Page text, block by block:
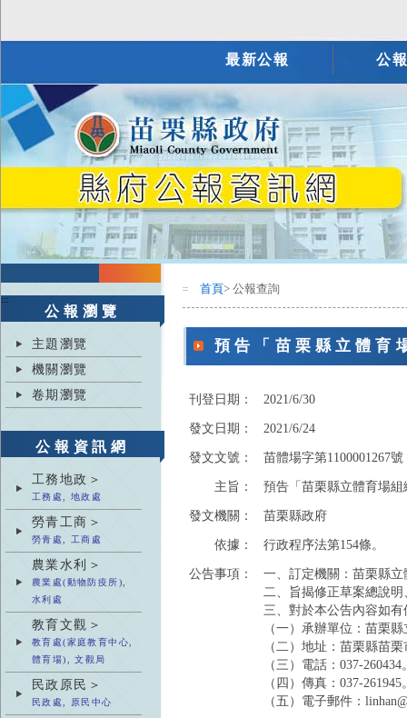
最新公報 公
:::
公報瀏覽
主題瀏覽
機關瀏覽
卷期瀏覽
公報資訊網
工務地政＞
工務處, 地政處
勞青工商＞
勞青處, 工商處
農業水利＞
農業處(動物防疫所),
水利處
教育文觀＞
教育處(家庭教育中心,
體育場), 文觀局
民政原民＞
民政處, 原民中心
::: 首頁> 公報查詢
預告「苗栗縣立體育
刊登日期：
2021/6/30
發文日期：
2021/6/24
發文文號：
苗體場字第1100001267號
主旨：
預告「苗栗縣立體育場
發文機關：
苗栗縣政府
依據：
行政程序法第154條。
公告事項：
一、訂定機關：苗栗縣立
二、旨揭修正草案總說
三、對於本公告內容如
（一）承辦單位：苗栗
（二）地址：苗栗縣苗
（三）電話：037-260434
（四）傳真：037-261945
（五）電子郵件：